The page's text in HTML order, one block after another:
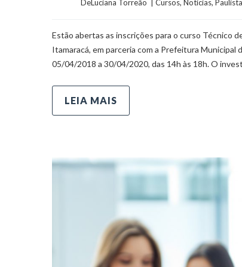
	    	DeLuciana Torreão  |
Cursos, Notícias, Paulista
Estão abertas as inscrições para o curso Técnico
Itamaracá, em parceria com a Prefeitura Municipal
05/04/2018 a 30/04/2020, das 14h às 18h. O
LEIA MAIS